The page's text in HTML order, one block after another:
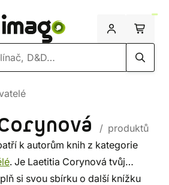
/ produktů
k autorům knih z kategorie
. Je Laetitia Corynová tvůj
si svou sbírku o další knížku